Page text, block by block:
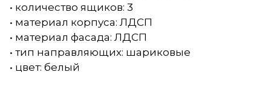
• количество ящиков: 3
• материал корпуса: ЛДСП
• материал фасада: ЛДСП
• тип направляющих: шариковые
• цвет: белый